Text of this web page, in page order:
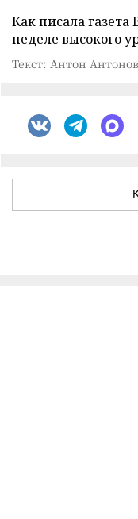
Как писала
неделе высокого
Текст: Антон Антонов